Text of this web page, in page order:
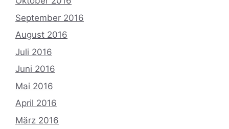
September 2016
August 2016
Juli 2016
Juni 2016
Mai 2016
April 2016
März 2016